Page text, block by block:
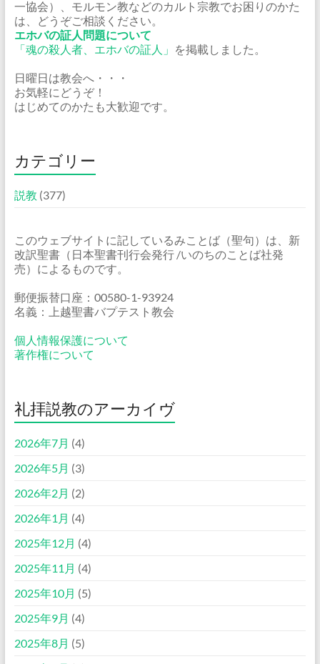
一協会）、モルモン教などのカルト宗教でお困りのかた
は、どうぞご相談ください。
エホバの証人問題について
「魂の殺人者、エホバの証人」 を掲載しました。
日曜日は教会へ・・・
お気軽にどうぞ！
はじめてのかたも大歓迎です。
カテゴリー
説教 (377)
このウェブサイトに記しているみことば（聖句）は、新
改訳聖書（日本聖書刊行会発行 /いのちのことば社発
売）によるものです。
郵便振替口座：00580-1-93924
名義：上越聖書バプテスト教会
個人情報保護について
著作権について
礼拝説教のアーカイヴ
2026年7月 (4)
2026年5月 (3)
2026年2月 (2)
2026年1月 (4)
2025年12月 (4)
2025年11月 (4)
2025年10月 (5)
2025年9月 (4)
2025年8月 (5)